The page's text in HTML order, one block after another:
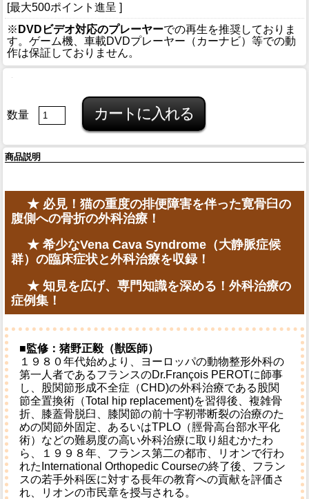
[最大500ポイント進呈 ]
※ DVDビデオ対応のプレーヤーでの再生を推奨しておりま
す。ゲーム機、車載DVDプレーヤー（カーナビ）等での動
作は保証しておりません。
数量
商品説明
★ 必見！猫の重度の排便障害を伴った寛骨臼の
腹側への骨折の外科治療！
★ 希少なVena Cava Syndrome（大静脈症候
群）の臨床症状と外科治療を収録！
★ 知見を広げ、専門知識を深める！外科治療の
症例集！
■監修：猪野正毅（獣医師）
１９８０年代始めより、ヨーロッパの動物整形外科の
第一人者であるフランスのDr.François PEROTに師事
し、股関節形成不全症（CHD)の外科治療である股関
節全置換術（Total hip replacement)を習得後、複雑骨
折、膝蓋骨脱臼、膝関節の前十字靭帯断裂の治療のた
めの関節外固定、あるいはTPLO（脛骨高台部水平化
術）などの難易度の高い外科治療に取り組むかたわ
ら、１９９８年、フランス第二の都市、リオンで行わ
れたInternational Orthopedic Courseの終了後、フラン
スの若手外科医に対する長年の教育への貢献を評価さ
れ、リオンの市民章を授与される。